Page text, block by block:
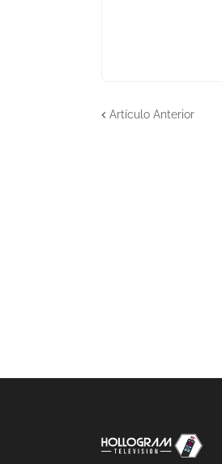
Artículo Anterior